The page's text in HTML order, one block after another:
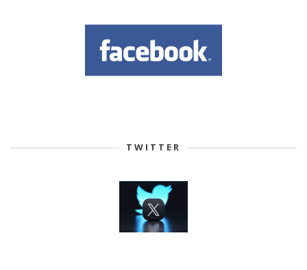
TWITTER